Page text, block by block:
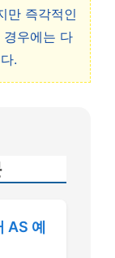
만 즉각적인
경우에는 다
.
AS 예